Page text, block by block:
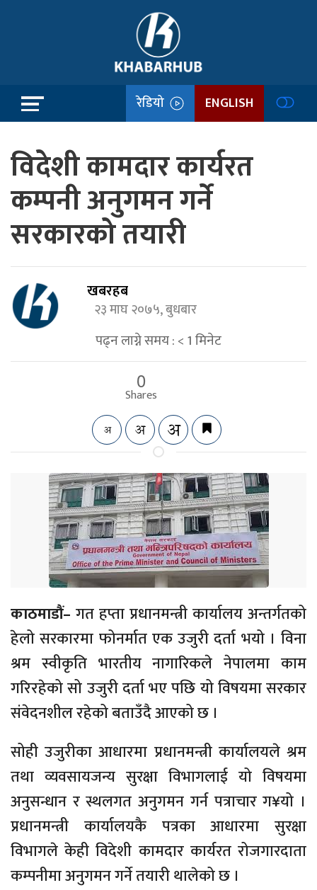
रेडियो ENGLISH
विदेशी कामदार कार्यरत
कम्पनी अनुगमन गर्ने
सरकारको तयारी
खबरहब
२३ माघ २०७५, बुधबार
पढ्न लाग्ने समय :< 1मिनेट
0
Shares
काठमाडौं– गत हप्ता प्रधानमन्त्री कार्यालय अन्तर्गतको
हेलो सरकारमा फोनर्मात एक उजुरी दर्ता भयो । विना
श्रम स्वीकृति भारतीय नागारिकले नेपालमा काम
गरिरहेको सो उजुरी दर्ता भए पछि यो विषयमा सरकार
संवेदनशील रहेको बताउँदै आएको छ ।
सोही उजुरीका आधारमा प्रधानमन्त्री कार्यालयले श्रम
तथा व्यवसायजन्य सुरक्षा विभागलाई यो विषयमा
अनुसन्धान र स्थलगत अनुगमन गर्न पत्राचार ग¥यो ।
प्रधानमन्त्री कार्यालयकै पत्रका आधारमा सुरक्षा
विभागले केही विदेशी कामदार कार्यरत रोजगारदाता
कम्पनीमा अनुगमन गर्ने तयारी थालेको छ ।